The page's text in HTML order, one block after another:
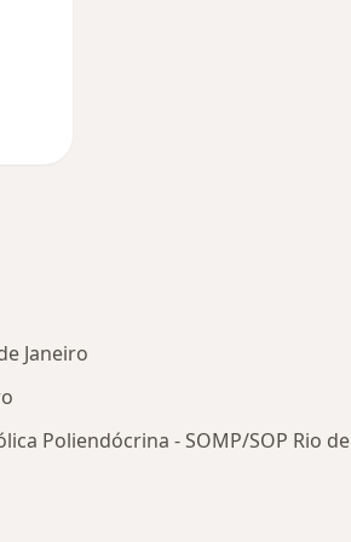
Janeiro
Poliendócrina - SOMP/SOP Rio de